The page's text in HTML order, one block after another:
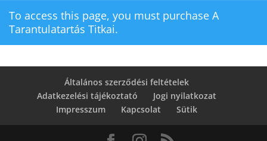
To access this page, you must purchase A
Tarantulatartás Titkai.
Általános szerződési feltételek
Adatkezelési tájékoztató
Jogi nyilatkozat
Impresszum
Kapcsolat Sütik